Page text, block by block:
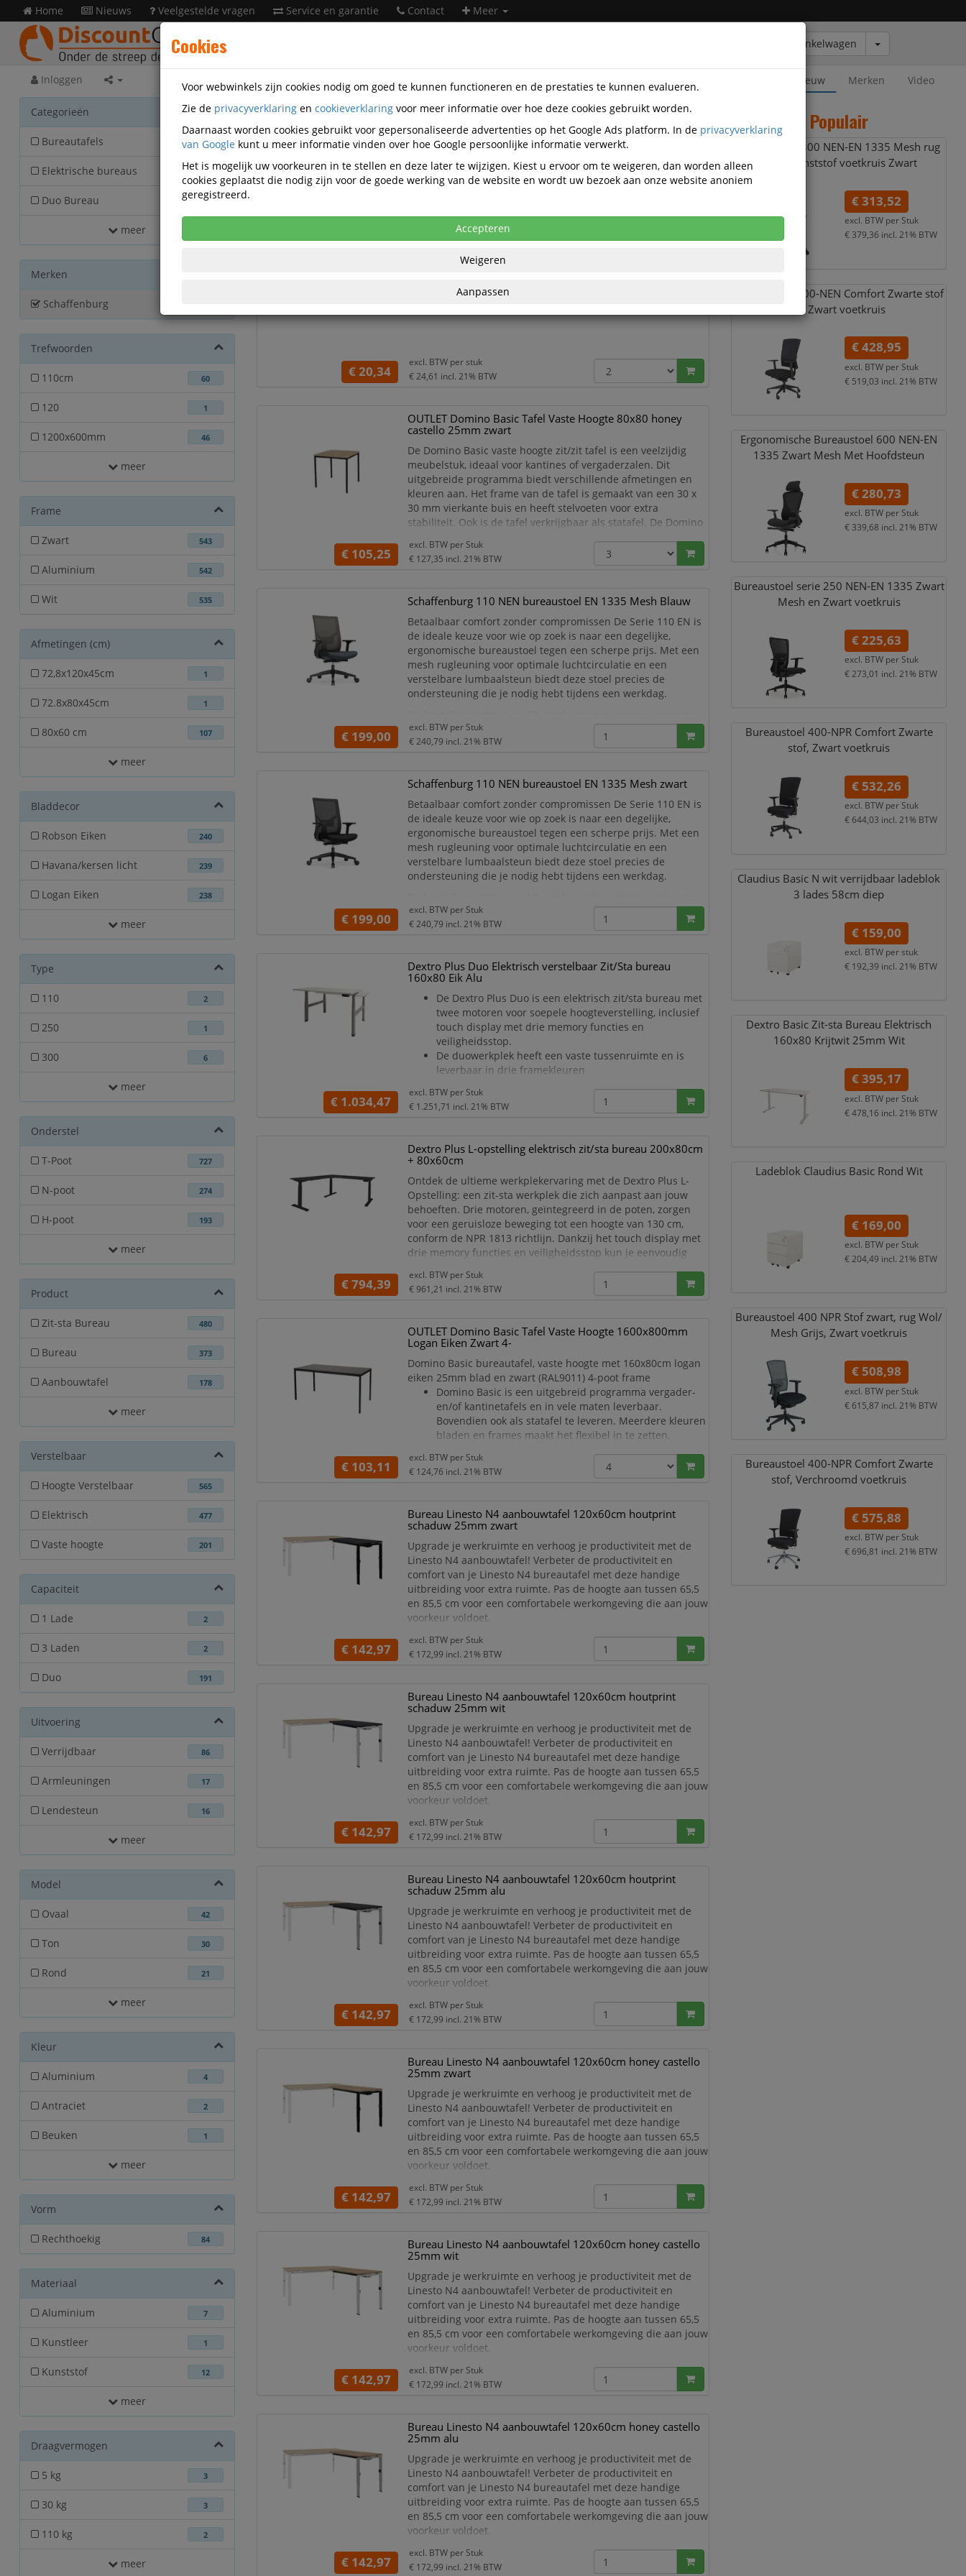
Winkelwagen
Home Nieuws Veelgestelde vragen Service en garantie Contact Meer
Inloggen Nieuw Merken Video
Categorieën
Bureautafels 661
Elektrische bureaus 372
Duo Bureau 195
meer
Merken
Schaffenburg
Trefwoorden
110cm 60
120 1
1200x600mm 46
meer
Frame
Zwart 543
Aluminium 542
Wit 535
Afmetingen (cm)
72,8x120x45cm 1
72.8x80x45cm 1
80x60 cm 107
meer
Bladdecor
Robson Eiken 240
Havana/kersen licht 239
Logan Eiken 238
meer
Type
110 2
250 1
300 6
meer
Onderstel
T-Poot 727
N-poot 274
H-poot 193
meer
Product
Zit-sta Bureau 480
Bureau 373
Aanbouwtafel 178
meer
Verstelbaar
Hoogte Verstelbaar 565
Elektrisch 477
Vaste hoogte 201
Capaciteit
1 Lade 2
3 Laden 2
Duo 191
Uitvoering
Verrijdbaar 86
Armleuningen 17
Lendesteun 16
meer
Model
Ovaal 42
Ton 30
Rond 21
meer
Kleur
Aluminium 4
Antraciet 2
Beuken 1
meer
Vorm
Rechthoekig 84
Materiaal
Aluminium 7
Kunstleer 1
Kunststof 12
meer
Draagvermogen
5 kg 3
30 kg 3
110 kg 2
meer
Nieuw
Nieuw in het assortiment
Actief filter: Schaffenburg
OUTLET Claudius Legbord T.b.v. Roldeurkast 120cm
Claudius Plus systeemlegbord 104,2cmx36cm t.b.v.
€ 20,34
excl. BTW perstuk
€ 24,61 incl. 21% BTW
OUTLET Domino Basic Tafel Vaste Hoogte 80x80 honey
castello 25mm zwart
De Domino Basic vaste hoogte zit/zit tafel is een veelzijdig
meubelstuk, ideaal voor kantines of vergaderzalen. Dit
uitgebreide programma biedt verschillende afmetingen en
kleuren aan. Het frame van de tafel is gemaakt van een 30 x
30 mm vierkante buis en heeft stelvoeten voor extra
stabiliteit. Ook is de tafel verkrijgbaar als statafel. De Domino
bladkleuren, zodat er voor iedere ruimte een ges
€ 105,25
excl. BTW per Stuk
€ 127,35 incl. 21% BTW
Schaffenburg 110 NEN bureaustoel EN 1335 Mesh Blauw
Betaalbaar comfort zonder compromissen De Serie 110 EN is
de ideale keuze voor wie op zoek is naar een degelijke,
ergonomische bureaustoel tegen een scherpe prijs. Met een
mesh rugleuning voor optimale luchtcirculatie en een
verstelbare lumbaalsteun biedt deze stoel precies de
ondersteuning die je nodig hebt tijdens een werkdag.
comfort, terwijl het duurzame frame van gerecycled mater
€ 199,00
excl. BTW per Stuk
€ 240,79 incl. 21% BTW
Schaffenburg 110 NEN bureaustoel EN 1335 Mesh zwart
Betaalbaar comfort zonder compromissen De Serie 110 EN is
de ideale keuze voor wie op zoek is naar een degelijke,
ergonomische bureaustoel tegen een scherpe prijs. Met een
mesh rugleuning voor optimale luchtcirculatie en een
verstelbare lumbaalsteun biedt deze stoel precies de
ondersteuning die je nodig hebt tijdens een werkdag.
comfort, terwijl het duurzame frame van gerecycled mater
€ 199,00
excl. BTW per Stuk
€ 240,79 incl. 21% BTW
Dextro Plus Duo Elektrisch verstelbaar Zit/Sta bureau
160x80 Eik Alu
De Dextro Plus Duo is een elektrisch zit/sta bureau met
twee motoren voor soepele hoogteverstelling, inclusief
touch display met drie memory functies en
veiligheidsstop.
De duowerkplek heeft een vaste tussenruimte en is
leverbaar in drie framekleuren
je een veelzijdige werkplek in huis. Deze duowerkplek is
perfect voor wie op zoek is naar een bureau dat
€ 1.034,47
excl. BTW per Stuk
€ 1.251,71 incl. 21% BTW
Dextro Plus L-opstelling elektrisch zit/sta bureau 200x80cm
+ 80x60cm
Ontdek de ultieme werkplekervaring met de Dextro Plus L-
Opstelling: een zit-sta werkplek die zich aanpast aan jouw
behoeften. Drie motoren, geïntegreerd in de poten, zorgen
voor een geruisloze beweging tot een hoogte van 130 cm,
conform de NPR 1813 richtlijn. Dankzij het touch display met
drie memory functies en veiligheidsstop kun je eenvoudig
aan jouw ergonomische houding. De Dextro Pl
€ 794,39
excl. BTW per Stuk
€ 961,21 incl. 21% BTW
OUTLET Domino Basic Tafel Vaste Hoogte 1600x800mm
Logan Eiken Zwart 4-
Domino Basic bureautafel, vaste hoogte met 160x80cm logan
eiken 25mm blad en zwart (RAL9011) 4-poot frame
Domino Basic is een uitgebreid programma vergader-
en/of kantinetafels en in vele maten leverbaar.
Bovendien ook als statafel te leveren. Meerdere kleuren
bladen en frames maakt het flexibel in te zetten.
framekleuren. Tafelbladen van 25 mm dik melamine.
Vierkante buispoten van 30×30 mm me
€ 103,11
excl. BTW per Stuk
€ 124,76 incl. 21% BTW
Bureau Linesto N4 aanbouwtafel 120x60cm houtprint
schaduw 25mm zwart
Upgrade je werkruimte en verhoog je productiviteit met de
Linesto N4 aanbouwtafel! Verbeter de productiviteit en
comfort van je Linesto N4 bureautafel met deze handige
uitbreiding voor extra ruimte. Pas de hoogte aan tussen 65,5
en 85,5 cm voor een comfortabele werkomgeving die aan jouw
voorkeur voldoet.
verschillende bladkleuren, waardoor er altijd een kleur is die
past bij jouw stijl en werkr
€ 142,97
excl. BTW per Stuk
€ 172,99 incl. 21% BTW
Bureau Linesto N4 aanbouwtafel 120x60cm houtprint
schaduw 25mm wit
Upgrade je werkruimte en verhoog je productiviteit met de
Linesto N4 aanbouwtafel! Verbeter de productiviteit en
comfort van je Linesto N4 bureautafel met deze handige
uitbreiding voor extra ruimte. Pas de hoogte aan tussen 65,5
en 85,5 cm voor een comfortabele werkomgeving die aan jouw
voorkeur voldoet.
verschillende bladkleuren, waardoor er altijd een kleur is die
past bij jouw stijl en werkr
€ 142,97
excl. BTW per Stuk
€ 172,99 incl. 21% BTW
Bureau Linesto N4 aanbouwtafel 120x60cm houtprint
schaduw 25mm alu
Upgrade je werkruimte en verhoog je productiviteit met de
Linesto N4 aanbouwtafel! Verbeter de productiviteit en
comfort van je Linesto N4 bureautafel met deze handige
uitbreiding voor extra ruimte. Pas de hoogte aan tussen 65,5
en 85,5 cm voor een comfortabele werkomgeving die aan jouw
voorkeur voldoet.
verschillende bladkleuren, waardoor er altijd een kleur is die
past bij jouw stijl en werkr
€ 142,97
excl. BTW per Stuk
€ 172,99 incl. 21% BTW
Bureau Linesto N4 aanbouwtafel 120x60cm honey castello
25mm zwart
Upgrade je werkruimte en verhoog je productiviteit met de
Linesto N4 aanbouwtafel! Verbeter de productiviteit en
comfort van je Linesto N4 bureautafel met deze handige
uitbreiding voor extra ruimte. Pas de hoogte aan tussen 65,5
en 85,5 cm voor een comfortabele werkomgeving die aan jouw
voorkeur voldoet.
verschillende bladkleuren, waardoor er altijd een kleur is die
past bij jouw stijl en werkr
€ 142,97
excl. BTW per Stuk
€ 172,99 incl. 21% BTW
Bureau Linesto N4 aanbouwtafel 120x60cm honey castello
25mm wit
Upgrade je werkruimte en verhoog je productiviteit met de
Linesto N4 aanbouwtafel! Verbeter de productiviteit en
comfort van je Linesto N4 bureautafel met deze handige
uitbreiding voor extra ruimte. Pas de hoogte aan tussen 65,5
en 85,5 cm voor een comfortabele werkomgeving die aan jouw
voorkeur voldoet.
verschillende bladkleuren, waardoor er altijd een kleur is die
past bij jouw stijl en werkr
€ 142,97
excl. BTW per Stuk
€ 172,99 incl. 21% BTW
Bureau Linesto N4 aanbouwtafel 120x60cm honey castello
25mm alu
Upgrade je werkruimte en verhoog je productiviteit met de
Linesto N4 aanbouwtafel! Verbeter de productiviteit en
comfort van je Linesto N4 bureautafel met deze handige
uitbreiding voor extra ruimte. Pas de hoogte aan tussen 65,5
en 85,5 cm voor een comfortabele werkomgeving die aan jouw
voorkeur voldoet.
verschillende bladkleuren, waardoor er altijd een kleur is die
€ 142,97
excl. BTW per Stuk
€ 172,99 incl. 21% BTW
Populair
Bureaustoel 300 NEN-EN 1335 Mesh rug
zwart kunststof voetkruis Zwart
€ 313,52
excl. BTW per Stuk
€ 379,36 incl. 21% BTW
Bureaustoel 300-NEN Comfort Zwarte stof
en Zwart voetkruis
€ 428,95
excl. BTW per Stuk
€ 519,03 incl. 21% BTW
Ergonomische Bureaustoel 600 NEN-EN
1335 Zwart Mesh Met Hoofdsteun
€ 280,73
excl. BTW per Stuk
€ 339,68 incl. 21% BTW
Bureaustoel serie 250 NEN-EN 1335 Zwart
Mesh en Zwart voetkruis
€ 225,63
excl. BTW per Stuk
€ 273,01 incl. 21% BTW
Bureaustoel 400-NPR Comfort Zwarte
stof, Zwart voetkruis
€ 532,26
excl. BTW per Stuk
€ 644,03 incl. 21% BTW
Claudius Basic N wit verrijdbaar ladeblok
3 lades 58cm diep
€ 159,00
excl. BTW perstuk
€ 192,39 incl. 21% BTW
Dextro Basic Zit-sta Bureau Elektrisch
160x80 Krijtwit 25mm Wit
€ 395,17
excl. BTW per Stuk
€ 478,16 incl. 21% BTW
Ladeblok Claudius Basic Rond Wit
€ 169,00
excl. BTW per Stuk
€ 204,49 incl. 21% BTW
Bureaustoel 400 NPR Stof zwart, rug Wol/
Mesh Grijs, Zwart voetkruis
€ 508,98
excl. BTW per Stuk
€ 615,87 incl. 21% BTW
Bureaustoel 400-NPR Comfort Zwarte
stof, Verchroomd voetkruis
€ 575,88
excl. BTW per Stuk
€ 696,81 incl. 21% BTW
Cookies
Voor webwinkels zijn cookies nodig om goed te kunnen functioneren en de prestaties te kunnen evalueren.
Zie de privacyverklaring en cookieverklaring voor meer informatie over hoe deze cookies gebruikt worden.
Daarnaast worden cookies gebruikt voor gepersonaliseerde advertenties op het Google Ads platform. In de privacyverklaring
van Google kunt u meer informatie vinden over hoe Google persoonlijke informatie verwerkt.
Het is mogelijk uw voorkeuren in te stellen en deze later te wijzigen. Kiest u ervoor om te weigeren, dan worden alleen
cookies geplaatst die nodig zijn voor de goede werking van de website en wordt uw bezoek aan onze website anoniem
geregistreerd.
Accepteren
Weigeren
Aanpassen